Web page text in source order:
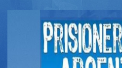
Buscador
Documentos